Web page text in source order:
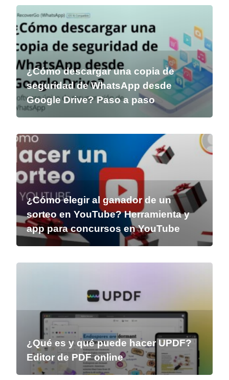
¿Cómo descargar una copia de
seguridad de WhatsApp desde
Google Drive? Paso a paso
¿Cómo elegir al ganador de un
sorteo en YouTube? Herramienta y
app para concursos en YouTube
¿Qué es y qué puede hacer UPDF?
Editor de PDF online